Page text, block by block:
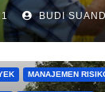
BUDI
BIAYA
MANAJEMEN